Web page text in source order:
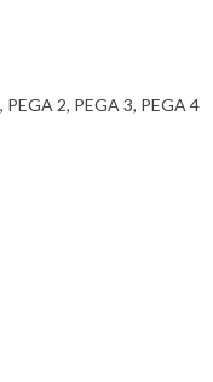
PEGA 2 PEGA 3 PEGA 4